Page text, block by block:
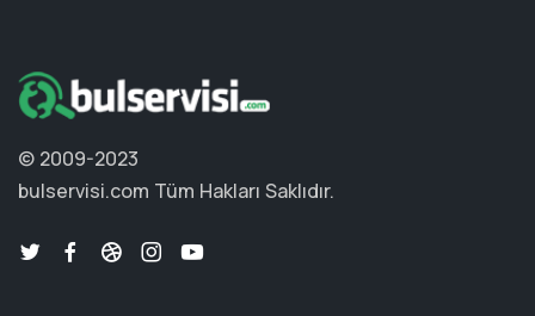
© 2009-2023
bulservisi.com Tüm Hakları Saklıdır.